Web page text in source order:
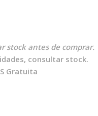
stock antes de comprar.
consultar stock.
Gratuita